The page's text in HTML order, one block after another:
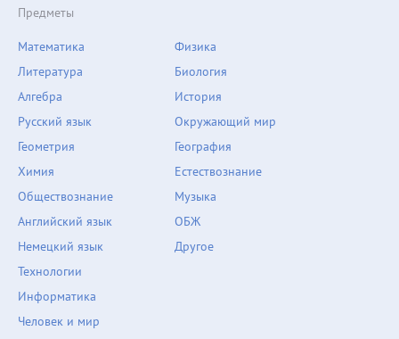
Предметы
Математика
Литература
Алгебра
Русский язык
Геометрия
Химия
Физика
Биология
История
Окружающий мир
География
Естествознание
Обществознание
Английский язык
Немецкий язык
Технологии
Информатика
Человек и мир
Музыка
ОБЖ
Другое